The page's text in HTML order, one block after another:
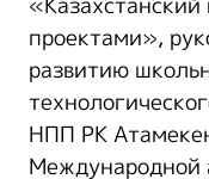
проектами»,
развитию
НПП РК
Международной